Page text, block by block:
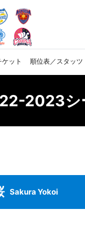
ケット 順位表／スタッツ
2023シ
Sakura Yokoi